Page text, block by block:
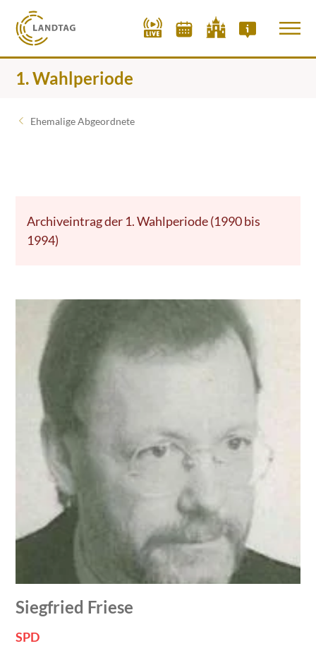
1. Wahlperiode
Ehemalige Abgeordnete
Archiveintrag der 1. Wahlperiode (1990 bis
1994)
Siegfried Friese
SPD